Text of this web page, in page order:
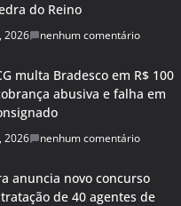
do Reino
2026 nenhum comentário
multa Bradesco em R$ 100
abusiva e falha em
2026 nenhum comentário
anuncia novo concurso
de 40 agentes de